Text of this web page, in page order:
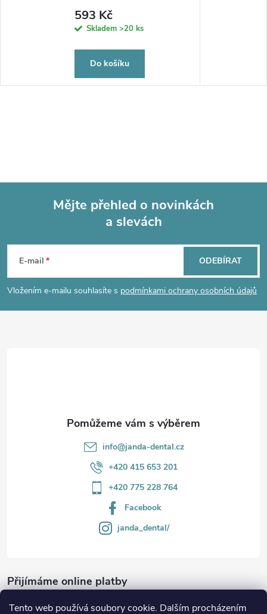
Tento web používá soubory cookie. Dalším procházením
593 Kč
Skladem >20 ks
Do košíku
p
Mějte přehled o novinkách
a slevách
E-mail
Vložením e-mailu souhlasíte s podmínkami ochrany osobních údajů
ODEBÍRAT
info@janda-dental.cz
+420 415 653 201
+420 775 228 764
Facebook
janda_dental/
Přijímáme online platby